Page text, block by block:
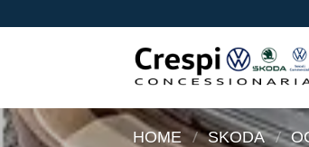
HOME / SKODA /